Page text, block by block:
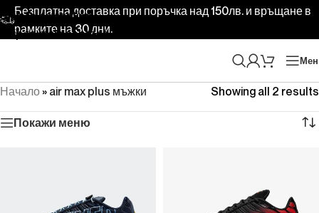
Skip to navigation
Skip to main content
Безплатна доставка при поръчка над 150лв. и връщане в
рамките на 30 дни.
Начало » air max plus мъжки Showing all 2 results
Покажи меню